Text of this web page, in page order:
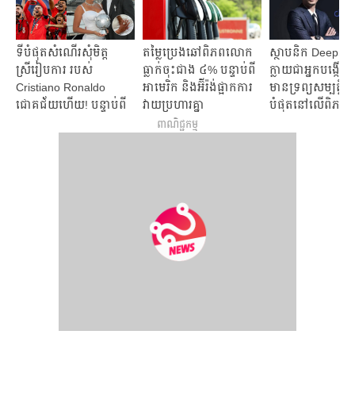
ទីបំផុតសំណើរសុំមិត្ត
ស្រីរៀបការ របស់
Cristiano Ronaldo
ជោគជ័យហើយ! បន្ទាប់ពី
តម្លៃប្រេងឆៅពិភពលោក
ធ្លាក់ចុះជាង ៤% បន្ទាប់ពី
អាមេរិក និងអ៊ីរ៉ង់ផ្អាកការ
វាយប្រហារគ្នា
ស្ថាបនិក
ក្លាយជាអ្នកបង្កើ
មានទ្រព្យសម្បត្តិស្តុ
បំផុតនៅលើពិភព
ពាណិជ្ជកម្ម